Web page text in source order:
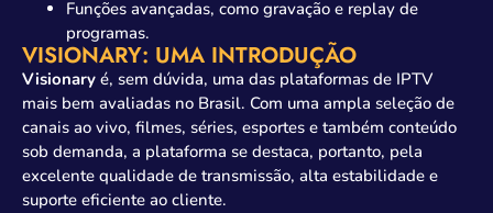
Funções avançadas, como gravação e replay de
programas.
VISIONARY: UMA INTRODUÇÃO
Visionary é, sem dúvida, uma das plataformas de IPTV
mais bem avaliadas no Brasil. Com uma ampla seleção de
canais ao vivo, filmes, séries, esportes e também conteúdo
sob demanda, a plataforma se destaca, portanto, pela
excelente qualidade de transmissão, alta estabilidade e
suporte eficiente ao cliente.